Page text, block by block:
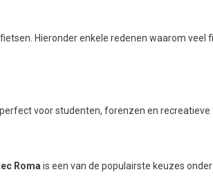
Hieronder enkele redenen waarom veel
voor studenten, forenzen en recreatieve
Roma is een van de populairste keuzes